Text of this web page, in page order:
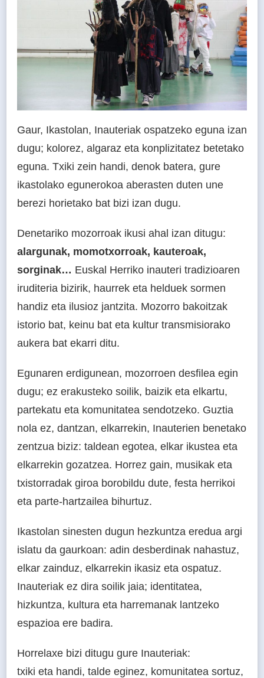
Gaur, Ikastolan, Inauteriak ospatzeko eguna izan
dugu; kolorez, algaraz eta konplizitatez betetako
eguna. Txiki zein handi, denok batera, gure
ikastolako egunerokoa aberasten duten une
berezi horietako bat bizi izan dugu.
Denetariko mozorroak ikusi ahal izan ditugu:
alargunak, momotxorroak, kauteroak,
sorginak… Euskal Herriko inauteri tradizioaren
iruditeria bizirik, haurrek eta helduek sormen
handiz eta ilusioz jantzita. Mozorro bakoitzak
istorio bat, keinu bat eta kultur transmisiorako
aukera bat ekarri ditu.
Egunaren erdigunean, mozorroen desfilea egin
dugu; ez erakusteko soilik, baizik eta elkartu,
partekatu eta komunitatea sendotzeko. Guztia
nola ez, dantzan, elkarrekin, Inauterien benetako
zentzua biziz: taldean egotea, elkar ikustea eta
elkarrekin gozatzea. Horrez gain, musikak eta
txistorradak giroa borobildu dute, festa herrikoi
eta parte-hartzailea bihurtuz.
Ikastolan sinesten dugun hezkuntza eredua argi
islatu da gaurkoan: adin desberdinak nahastuz,
elkar zainduz, elkarrekin ikasiz eta ospatuz.
Inauteriak ez dira soilik jaia; identitatea,
hizkuntza, kultura eta harremanak lantzeko
espazioa ere badira.
Horrelaxe bizi ditugu gure Inauteriak:
txiki eta handi, talde eginez, komunitatea sortuz,